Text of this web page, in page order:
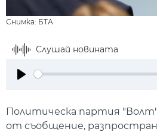
Снимка: БТА
Слушай новината
Политическа партия
от съобщение,